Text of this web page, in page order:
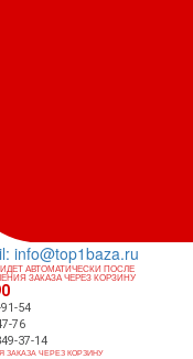
info@top1baza.ru
АВТОМАТИЧЕСКИ ПОСЛЕ
ЗАКАЗА ЧЕРЕЗ КОРЗИНУ
54
76
37-14
ЧЕРЕЗ КОРЗИНУ